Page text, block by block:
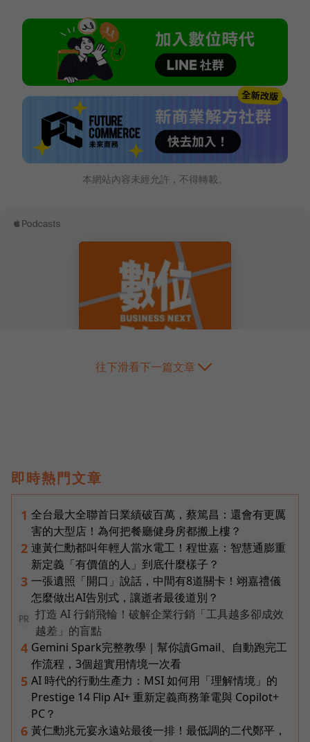
本網站內容未經允許，不得轉載。
往下滑看下一篇文章
即時熱門文章
1 全台最大全聯首日業績破百萬，蔡篤昌：還會有更厲
害的大型店！為何把餐廳健身房都搬上樓？
2 連黃仁勳都叫年輕人當水電工！程世嘉：智慧通膨重
新定義「有價值的人」到底什麼樣子？
3 一張遺照「開口」說話，中間有8道關卡！翊嘉禮儀
怎麼做出AI告別式，讓逝者最後道別？
PR
打造 AI 行銷飛輪！破解企業行銷「工具越多卻成效
越差」的盲點
4 Gemini Spark完整教學｜幫你讀Gmail、自動跑完工
作流程，3個超實用情境一次看
5 AI 時代的行動生產力：MSI 如何用「理解情境」的
Prestige 14 Flip AI+ 重新定義商務筆電與 Copilot+
PC？
6 黃仁勳兆元宴永遠站最後一排！最低調的二代鄭平，